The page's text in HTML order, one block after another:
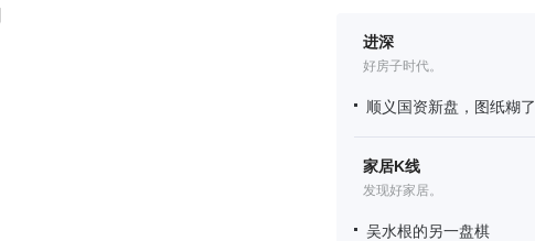
进深
好房子时代。
顺义国资新盘，图纸糊了
家居K线
发现好家居。
吴水根的另一盘棋